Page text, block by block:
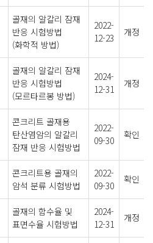
골재의 알칼리 잠재
반응 시험방법
(화학적 방법)
2022-
12-23
개정
골재의 알칼리 잠재
반응 시험방법
(모르타르봉 방법)
2024-
12-31
개정
콘크리트 골재용
탄산염암의 알칼리
잠재 반응 시험방법
2022-
09-30
확인
콘크리트용 골재의
암석 분류 시험방법
2022-
09-30
확인
골재의 함수율 및
표면수율 시험방법
2024-
12-31
개정